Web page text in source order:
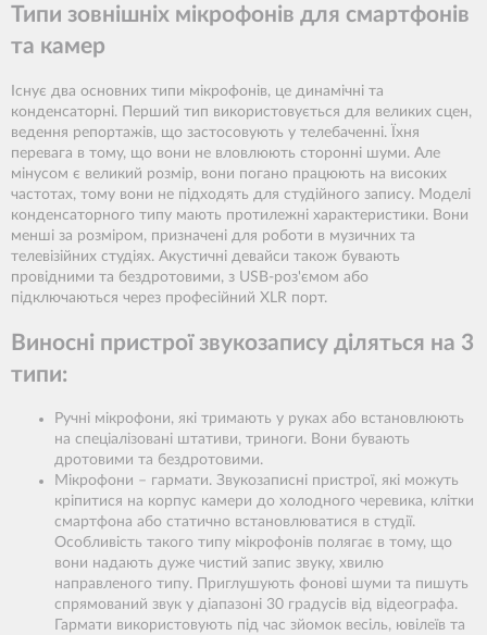
Типи зовнішніх мікрофонів для смартфонів
та камер
Існує два основних типи мікрофонів, це динамічні та
конденсаторні. Перший тип використовується для великих сцен,
ведення репортажів, що застосовують у телебаченні. Їхня
перевага в тому, що вони не вловлюють сторонні шуми. Але
мінусом є великий розмір, вони погано працюють на високих
частотах, тому вони не підходять для студійного запису. Моделі
конденсаторного типу мають протилежні характеристики. Вони
менші за розміром, призначені для роботи в музичних та
телевізійних студіях. Акустичні девайси також бувають
провідними та бездротовими, з USB-роз'ємом або
підключаються через професійний XLR порт.
Виносні пристрої звукозапису діляться на 3
типи:
Ручні мікрофони, які тримають у руках або встановлюють
на спеціалізовані штативи, триноги. Вони бувають
дротовими та бездротовими.
Мікрофони – гармати. Звукозаписні пристрої, які можуть
кріпитися на корпус камери до холодного черевика, клітки
смартфона або статично встановлюватися в студії.
Особливість такого типу мікрофонів полягає в тому, що
вони надають дуже чистий запис звуку, хвилю
направленого типу. Приглушують фонові шуми та пишуть
спрямований звук у діапазоні 30 градусів від відеографа.
Гармати використовують під час зйомок весіль, ювілеїв та